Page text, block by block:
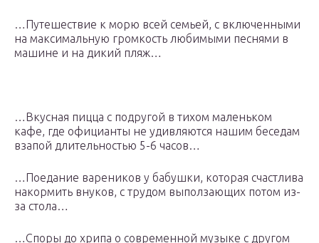
…Путешествие к морю всей семьей, с включенными
на максимальную громкость любимыми песнями в
машине и на дикий пляж…
…Вкусная пицца с подругой в тихом маленьком
кафе, где официанты не удивляются нашим беседам
взапой длительностью 5-6 часов…
…Поедание вареников у бабушки, которая счастлива
накормить внуков, с трудом выползающих потом из-
за стола…
…Споры до хрипа о современной музыке с другом